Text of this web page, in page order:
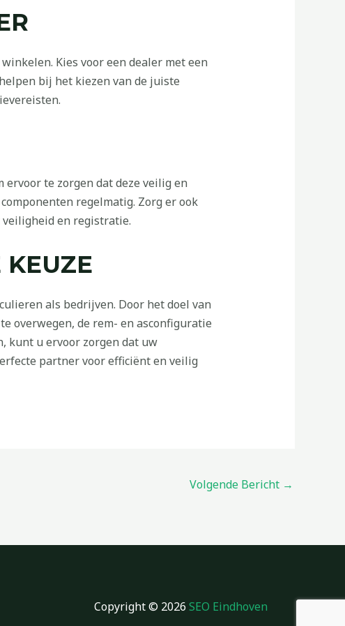
Kies voor een dealer met een
bij het kiezen van de juiste
te zorgen dat deze veilig en
regelmatig. Zorg er ook
en registratie.
als bedrijven. Door het doel van
overwegen, de rem- en asconfiguratie
kunt u ervoor zorgen dat uw
partner voor efficiënt en veilig
Volgende Bericht →
Copyright © 2026SEO Eindhoven